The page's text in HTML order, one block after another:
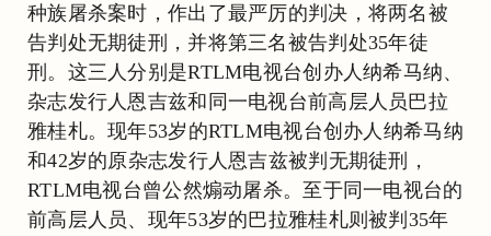
种族屠杀案时，作出了最严厉的判决，将两名被
告判处无期徒刑，并将第三名被告判处35年徒
刑。这三人分别是RTLM电视台创办人纳希马纳、
杂志发行人恩吉兹和同一电视台前高层人员巴拉
雅桂札。现年53岁的RTLM电视台创办人纳希马纳
和42岁的原杂志发行人恩吉兹被判无期徒刑，
RTLM电视台曾公然煽动屠杀。至于同一电视台的
前高层人员、现年53岁的巴拉雅桂札则被判35年